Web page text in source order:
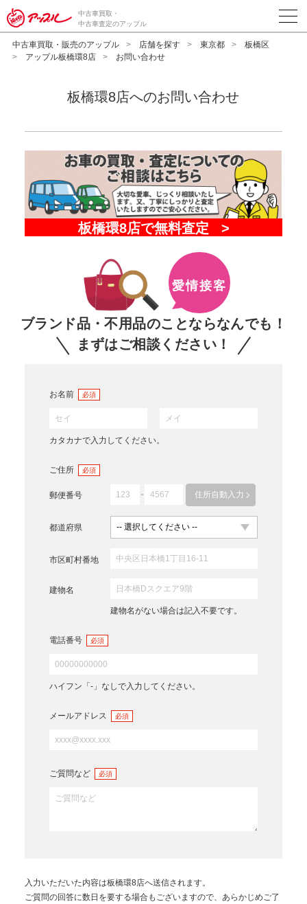
中古車買取・
中古車査定のアップル
中古車買取・販売のアップル 店舗を探す 東京都
板橋区
アップル板橋環8店
お問い合わせ
板橋環8店へのお問い合わせ
ブランド品・不用品のことならなんでも！
まずはご相談ください！
愛情接客
お名前 必須
カタカナで入力してください。
ご住所 必須
郵便番号 住所自動入力
都道府県
市区町村番地
建物名
建物名がない場合は記入不要です。
電話番号 必須
ハイフン「-」なしで入力してください。
メールアドレス 必須
ご質問など 必須
入力いただいた内容は板橋環8店へ送信されます。
ご質問の回答に数日を要する場合もございますので、あらかじめご了